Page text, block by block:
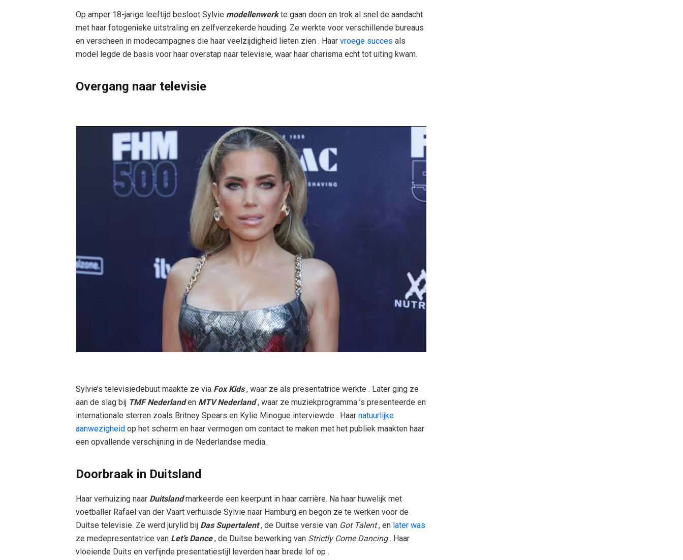
Op amper 18-jarige leeftijd besloot Sylvie modellenwerkte gaan doen en trok al snel de aandacht
met haar fotogenieke uitstraling en zelfverzekerde houding. Ze werkte voor verschillende bureaus
en verscheen in modecampagnes die haar veelzijdigheid lieten zien . Haarvroege succes als
model legde de basis voor haar overstap naar televisie, waar haar charisma echt tot uiting kwam.
Overgang naar televisie
Sylvie’s televisiedebuut maakte ze via Fox Kids, waar ze als presentatrice werkte . Later ging ze
aan de slag bij TMF Nederlanden MTV Nederland, waar ze muziekprogramma ’s presenteerde en
internationale sterren zoals Britney Spears en Kylie Minogue interviewde . Haarnatuurlijke
aanwezigheid op het scherm en haar vermogen om contact te maken met het publiek maakten haar
een opvallende verschijning in de Nederlandse media.
Doorbraak in Duitsland
Haar verhuizing naar Duitslandmarkeerde een keerpunt in haar carrière. Na haar huwelijk met
voetballer Rafael van der Vaart verhuisde Sylvie naar Hamburg en begon ze te werken voor de
Duitse televisie. Ze werd jurylid bij Das Supertalent, de Duitse versie van Got Talent, en later was
ze medepresentatrice van Let’s Dance, de Duitse bewerking van Strictly Come Dancing. Haar
vloeiende Duits en verfijnde presentatiestijl leverden haar brede lof op .